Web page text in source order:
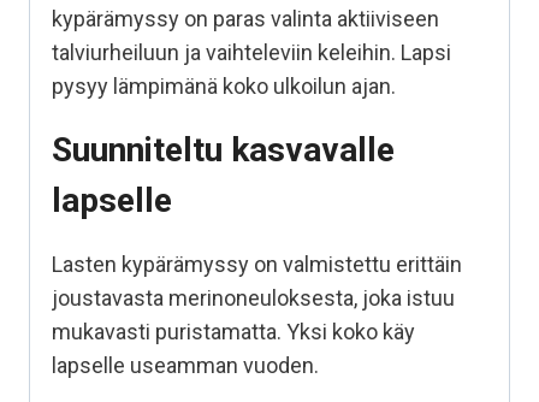
kypärämyssy on paras valinta aktiiviseen
talviurheiluun ja vaihteleviin keleihin. Lapsi
pysyy lämpimänä koko ulkoilun ajan.
Suunniteltu kasvavalle
lapselle
Lasten kypärämyssy on valmistettu erittäin
joustavasta merinoneuloksesta, joka istuu
mukavasti puristamatta. Yksi koko käy
lapselle useamman vuoden.